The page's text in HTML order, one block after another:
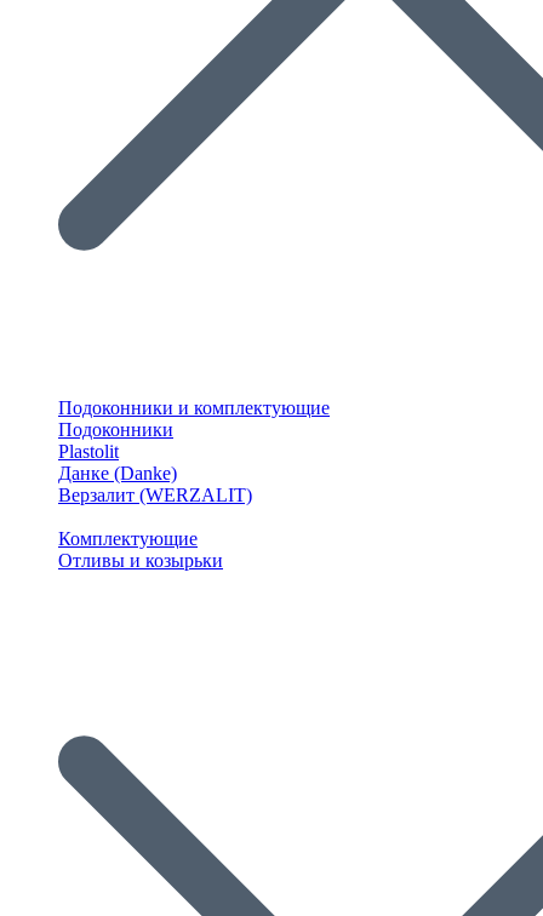
Подоконники и комплектующие
Подоконники
Plastolit
Данке (Danke)
Верзалит (WERZALIT)
Комплектующие
Отливы и козырьки